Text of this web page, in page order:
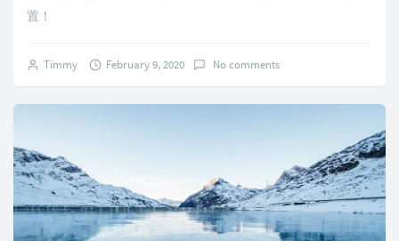
置！
Timmy February 9, 2020 No comments